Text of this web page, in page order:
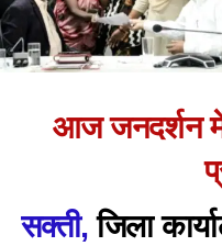
आज जनदर्शन
सक्ती,जिला